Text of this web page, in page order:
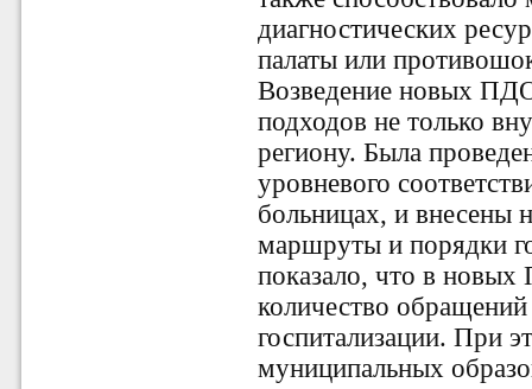
диагностических
палаты или
Возведение новых
подходов не только
региону. Была
уровневого
больницах, и внесены
маршруты и порядки
показало, что в
количество
госпитализации. При
муниципальных